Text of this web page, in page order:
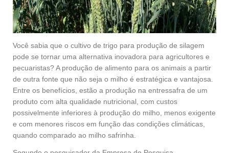
Você sabia que o cultivo de trigo para produção de silagem
pode se tornar uma alternativa inovadora para agricultores e
pecuaristas? A produção de alimento para os animais a partir
de outra fonte que não seja o milho é estratégica e vantajosa.
Entre os benefícios, estão a produção na entressafra de um
produto com alta qualidade nutricional, com custos
possivelmente inferiores à produção do milho, menos exigente
e com menores riscos em função das condições climáticas,
quando comparado ao milho safrinha.